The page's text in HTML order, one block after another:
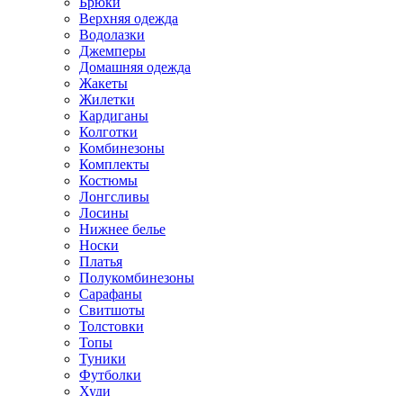
Верхняя одежда
Водолазки
Джемперы
Домашняя одежда
Жакеты
Жилетки
Кардиганы
Колготки
Комбинезоны
Комплекты
Костюмы
Лонгсливы
Лосины
Нижнее белье
Носки
Платья
Полукомбинезоны
Сарафаны
Свитшоты
Толстовки
Топы
Туники
Футболки
Худи